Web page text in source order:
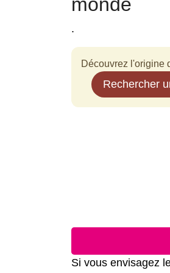
.
Découvrez l'origine
Rechercher
Si vous envisagez